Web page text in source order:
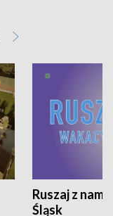
Ruszaj z
Śląsk